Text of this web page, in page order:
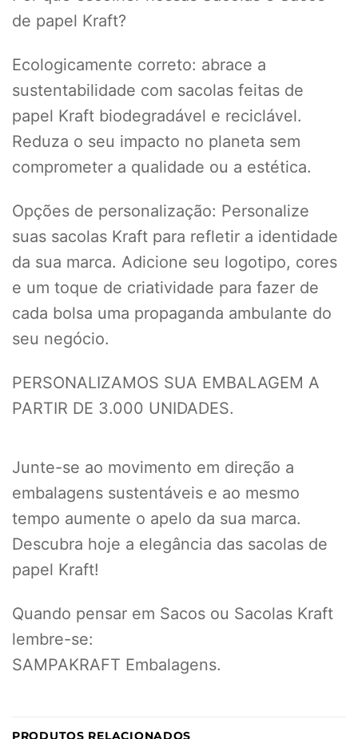
de papel Kraft?
Ecologicamente correto: abrace a
sustentabilidade com sacolas feitas de
papel Kraft biodegradável e reciclável.
Reduza o seu impacto no planeta sem
comprometer a qualidade ou a estética.
Opções de personalização: Personalize
suas sacolas Kraft para refletir a identidade
da sua marca. Adicione seu logotipo, cores
e um toque de criatividade para fazer de
cada bolsa uma propaganda ambulante do
seu negócio.
PERSONALIZAMOS SUA EMBALAGEM A
PARTIR DE 3.000 UNIDADES.
Junte-se ao movimento em direção a
embalagens sustentáveis e ao mesmo
tempo aumente o apelo da sua marca.
Descubra hoje a elegância das sacolas de
papel Kraft!
Quando pensar em Sacos ou Sacolas Kraft
lembre-se:
SAMPAKRAFT Embalagens.
PRODUTOS RELACIONADOS